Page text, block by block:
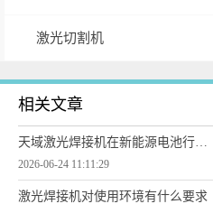
激光切割机
相关文章
天域激光焊接机在新能源电池行业的焊接应用
2026-06-24 11:11:29
激光焊接机对使用环境有什么要求